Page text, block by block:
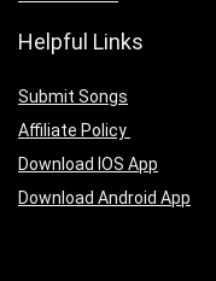
Helpful Links
Submit Songs
Affiliate Policy
Download IOS App
Download Android App